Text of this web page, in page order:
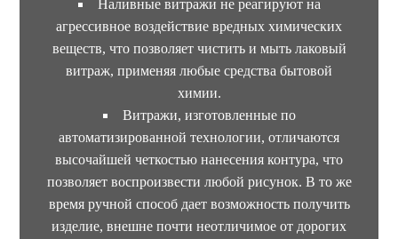
Наливные витражи не реагируют на
агрессивное воздействие вредных химических
веществ, что позволяет чистить и мыть лаковый
витраж, применяя любые средства бытовой
химии.
Витражи, изготовленные по
автоматизированной технологии, отличаются
высочайшей четкостью нанесения контура, что
позволяет воспроизвести любой рисунок. В то же
время ручной способ дает возможность получить
изделие, внешне почти неотличимое от дорогих